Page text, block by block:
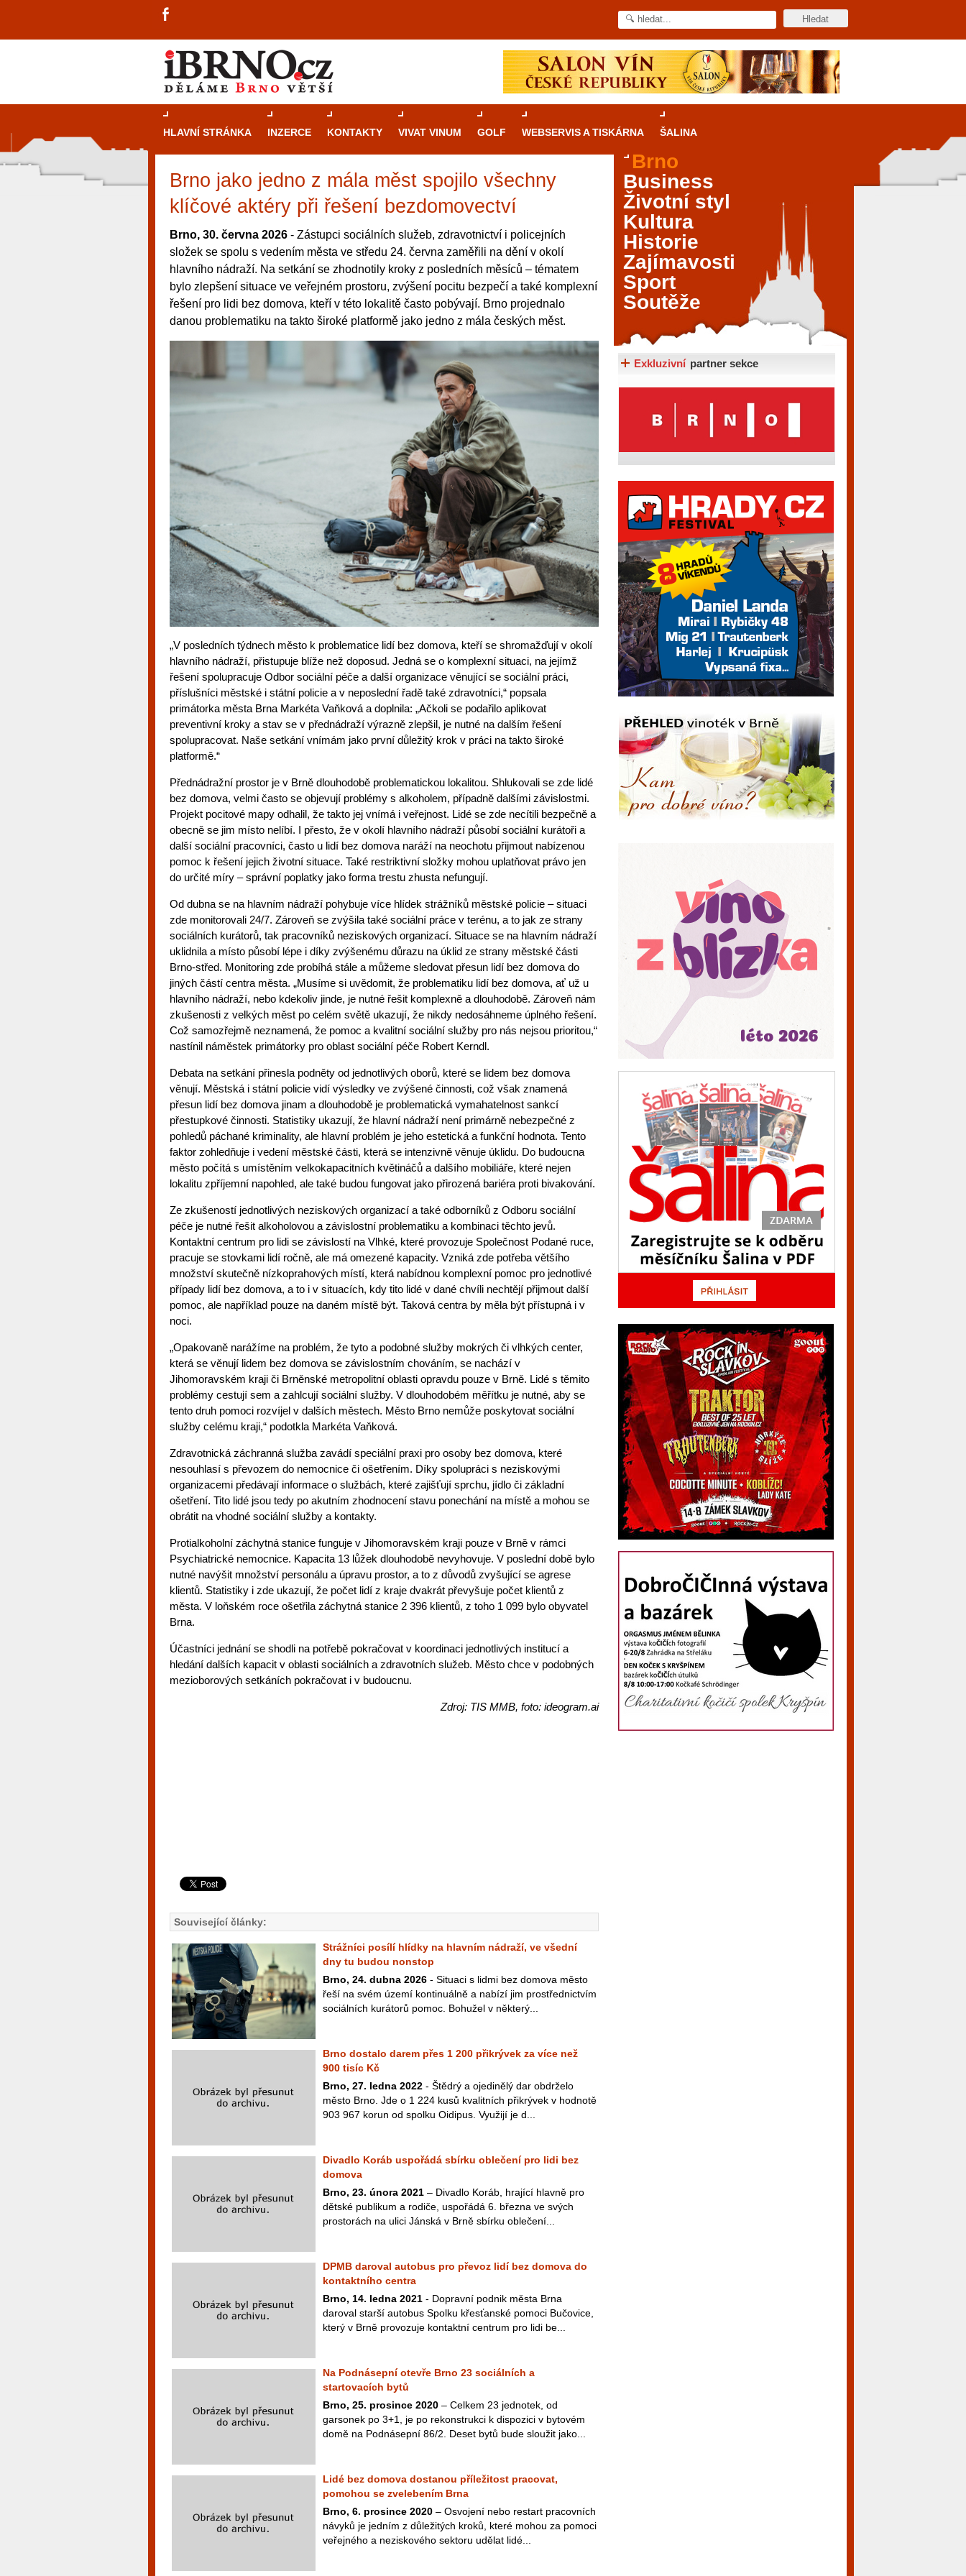
HLAVNÍ STRÁNKA INZERCE KONTAKTY VIVAT VINUM GOLF WEBSERVIS A TISKÁRNA ŠALINA
Brno jako jedno z mála měst spojilo všechny
klíčové aktéry při řešení bezdomovectví
Brno, 30. června 2026 - Zástupci sociálních služeb, zdravotnictví i policejních
složek se spolu s vedením města ve středu 24. června zaměřili na dění v okolí
hlavního nádraží. Na setkání se zhodnotily kroky z posledních měsíců – tématem
bylo zlepšení situace ve veřejném prostoru, zvýšení pocitu bezpečí a také komplexní
řešení pro lidi bez domova, kteří v této lokalitě často pobývají. Brno projednalo
danou problematiku na takto široké platformě jako jedno z mála českých měst.
„V posledních týdnech město k problematice lidí bez domova, kteří se shromažďují v okolí
hlavního nádraží, přistupuje blíže než doposud. Jedná se o komplexní situaci, na jejímž
řešení spolupracuje Odbor sociální péče a další organizace věnující se sociální práci,
příslušníci městské i státní policie a v neposlední řadě také zdravotníci,“ popsala
primátorka města Brna Markéta Vaňková a doplnila: „Ačkoli se podařilo aplikovat
preventivní kroky a stav se v přednádraží výrazně zlepšil, je nutné na dalším řešení
spolupracovat. Naše setkání vnímám jako první důležitý krok v práci na takto široké
platformě.“
Přednádražní prostor je v Brně dlouhodobě problematickou lokalitou. Shlukovali se zde lidé
bez domova, velmi často se objevují problémy s alkoholem, případně dalšími závislostmi.
Projekt pocitové mapy odhalil, že takto jej vnímá i veřejnost. Lidé se zde necítili bezpečně a
obecně se jim místo nelíbí. I přesto, že v okolí hlavního nádraží působí sociální kurátoři a
další sociální pracovníci, často u lidí bez domova naráží na neochotu přijmout nabízenou
pomoc k řešení jejich životní situace. Také restriktivní složky mohou uplatňovat právo jen
do určité míry – správní poplatky jako forma trestu zhusta nefungují.
Od dubna se na hlavním nádraží pohybuje více hlídek strážníků městské policie – situaci
zde monitorovali 24/7. Zároveň se zvýšila také sociální práce v terénu, a to jak ze strany
sociálních kurátorů, tak pracovníků neziskových organizací. Situace se na hlavním nádraží
uklidnila a místo působí lépe i díky zvýšenému důrazu na úklid ze strany městské části
Brno-střed. Monitoring zde probíhá stále a můžeme sledovat přesun lidí bez domova do
jiných částí centra města. „Musíme si uvědomit, že problematiku lidí bez domova, ať už u
hlavního nádraží, nebo kdekoliv jinde, je nutné řešit komplexně a dlouhodobě. Zároveň nám
zkušenosti z velkých měst po celém světě ukazují, že nikdy nedosáhneme úplného řešení.
Což samozřejmě neznamená, že pomoc a kvalitní sociální služby pro nás nejsou prioritou,“
nastínil náměstek primátorky pro oblast sociální péče Robert Kerndl.
Debata na setkání přinesla podněty od jednotlivých oborů, které se lidem bez domova
věnují. Městská i státní policie vidí výsledky ve zvýšené činnosti, což však znamená
přesun lidí bez domova jinam a dlouhodobě je problematická vymahatelnost sankcí
přestupkové činnosti. Statistiky ukazují, že hlavní nádraží není primárně nebezpečné z
pohledů páchané kriminality, ale hlavní problém je jeho estetická a funkční hodnota. Tento
faktor zohledňuje i vedení městské části, která se intenzivně věnuje úklidu. Do budoucna
město počítá s umístěním velkokapacitních květináčů a dalšího mobiliáře, které nejen
lokalitu zpříjemní napohled, ale také budou fungovat jako přirozená bariéra proti bivakování.
Ze zkušeností jednotlivých neziskových organizací a také odborníků z Odboru sociální
péče je nutné řešit alkoholovou a závislostní problematiku a kombinaci těchto jevů.
Kontaktní centrum pro lidi se závislostí na Vlhké, které provozuje Společnost Podané ruce,
pracuje se stovkami lidí ročně, ale má omezené kapacity. Vzniká zde potřeba většího
množství skutečně nízkoprahových místí, která nabídnou komplexní pomoc pro jednotlivé
případy lidí bez domova, a to i v situacích, kdy tito lidé v dané chvíli nechtějí přijmout další
pomoc, ale například pouze na daném místě být. Taková centra by měla být přístupná i v
noci.
„Opakovaně narážíme na problém, že tyto a podobné služby mokrých či vlhkých center,
která se věnují lidem bez domova se závislostním chováním, se nachází v
Jihomoravském kraji či Brněnské metropolitní oblasti opravdu pouze v Brně. Lidé s těmito
problémy cestují sem a zahlcují sociální služby. V dlouhodobém měřítku je nutné, aby se
tento druh pomoci rozvíjel v dalších městech. Město Brno nemůže poskytovat sociální
služby celému kraji,“ podotkla Markéta Vaňková.
Zdravotnická záchranná služba zavádí speciální praxi pro osoby bez domova, které
nesouhlasí s převozem do nemocnice či ošetřením. Díky spolupráci s neziskovými
organizacemi předávají informace o službách, které zajišťují sprchu, jídlo či základní
ošetření. Tito lidé jsou tedy po akutním zhodnocení stavu ponechání na místě a mohou se
obrátit na vhodné sociální služby a kontakty.
Protialkoholní záchytná stanice funguje v Jihomoravském kraji pouze v Brně v rámci
Psychiatrické nemocnice. Kapacita 13 lůžek dlouhodobě nevyhovuje. V poslední době bylo
nutné navýšit množství personálu a úpravu prostor, a to z důvodů zvyšující se agrese
klientů. Statistiky i zde ukazují, že počet lidí z kraje dvakrát převyšuje počet klientů z
města. V loňském roce ošetřila záchytná stanice 2 396 klientů, z toho 1 099 bylo obyvatel
Brna.
Účastníci jednání se shodli na potřebě pokračovat v koordinaci jednotlivých institucí a
hledání dalších kapacit v oblasti sociálních a zdravotních služeb. Město chce v podobných
mezioborových setkáních pokračovat i v budoucnu.
Zdroj: TIS MMB, foto: ideogram.ai
Související články:
Strážníci posílí hlídky na hlavním nádraží, ve všední
dny tu budou nonstop
Brno, 24. dubna 2026 - Situaci s lidmi bez domova město
řeší na svém území kontinuálně a nabízí jim prostřednictvím
sociálních kurátorů pomoc. Bohužel v některý...
Brno dostalo darem přes 1 200 přikrývek za více než
900 tisíc Kč
Brno, 27. ledna 2022 - Štědrý a ojedinělý dar obdrželo
město Brno. Jde o 1 224 kusů kvalitních přikrývek v hodnotě
903 967 korun od spolku Oidipus. Využijí je d...
Divadlo Koráb uspořádá sbírku oblečení pro lidi bez
domova
Brno, 23. února 2021 – Divadlo Koráb, hrající hlavně pro
dětské publikum a rodiče, uspořádá 6. března ve svých
prostorách na ulici Jánská v Brně sbírku oblečení...
DPMB daroval autobus pro převoz lidí bez domova do
kontaktního centra
Brno, 14. ledna 2021 - Dopravní podnik města Brna
daroval starší autobus Spolku křesťanské pomoci Bučovice,
který v Brně provozuje kontaktní centrum pro lidi be...
Na Podnásepní otevře Brno 23 sociálních a
startovacích bytů
Brno, 25. prosince 2020 – Celkem 23 jednotek, od
garsonek po 3+1, je po rekonstrukci k dispozici v bytovém
domě na Podnásepní 86/2. Deset bytů bude sloužit jako...
Lidé bez domova dostanou příležitost pracovat,
pomohou se zvelebením Brna
Brno, 6. prosince 2020 – Osvojení nebo restart pracovních
návyků je jedním z důležitých kroků, které mohou za pomoci
veřejného a neziskového sektoru udělat lidé...
Průvodcekasinovými hrami v Brně: Od
rulety po video automaty
Brno je městem známým pro zajímavé památky, skvělé
restaurace, divadla a univerzity. Mimo jiné je ale také
různé kasinové hry. V neustále kvetoucí moravské
metropoli naleznete širokou nabídku her od klasické
rulety až po moderní automaty jak pro pravidelné
návštěvníky, tak pro příležitostné hráče. V...
Brno
Business
Životní styl
Kultura
Historie
Zajímavosti
Sport
Soutěže
Exkluzivní partner sekce